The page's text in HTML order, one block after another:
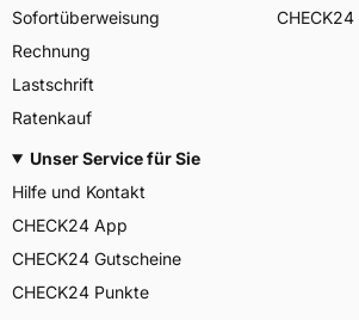
Sofortüberweisung
Rechnung
Lastschrift
Ratenkauf
CHECK24
Unser Service für Sie
Hilfe und Kontakt
CHECK24 App
CHECK24 Gutscheine
CHECK24 Punkte